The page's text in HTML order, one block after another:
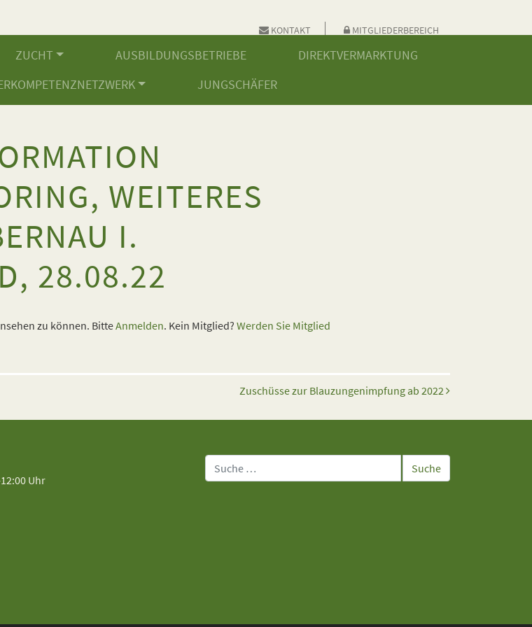
KONTAKT MITGLIEDERBEREICH
ZUCHT AUSBILDUNGSBETRIEBE
DIREKTVERMARKTUNG
JUNGSCHÄFER
WEITERES
I.
28.08.22
zu können. BitteAnmelden. Kein Mitglied? Werden Sie Mitglied
Zuschüsse zur Blauzungenimpfung ab 2022
Uhr
Suche